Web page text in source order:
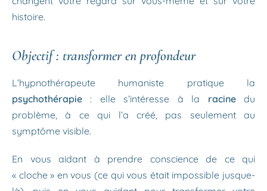
histoire.
Objectif : transformer en profondeur
L’hypnothérapeute humaniste pratique la
psychothérapie : elle s’intéresse à la racinedu
problème, à ce qui l’a créé, pas seulement au
symptôme visible.
En vous aidant à prendre conscience de ce qui
« cloche » en vous (ce qui vous était impossible jusque-